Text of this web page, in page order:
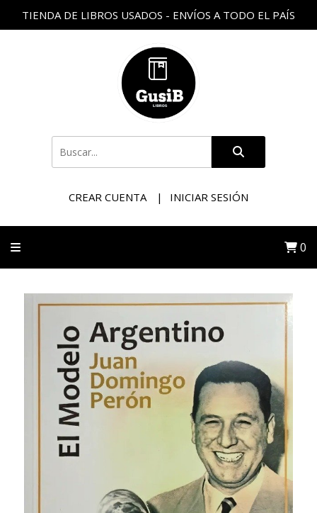
TIENDA DE LIBROS USADOS - ENVÍOS A TODO EL PAÍS
CREAR CUENTA INICIAR SESIÓN
0